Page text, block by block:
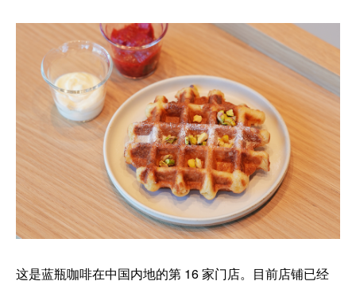
这是蓝瓶咖啡在中国内地的第 16 家门店。目前店铺已经